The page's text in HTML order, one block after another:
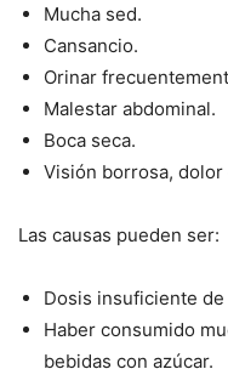
Mucha sed.
Cansancio.
Orinar
Malestar abdominal.
Boca seca.
Visión borrosa, dolor
Las causas pueden ser:
Dosis insuficiente
Haber consumido
bebidas con azúcar.